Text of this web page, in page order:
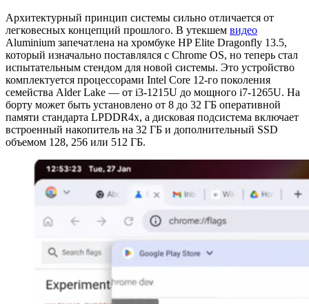
Архитектурный принцип системы сильно отличается от
легковесных концепций прошлого. В утекшем видео
Aluminium запечатлена на хромбуке HP Elite Dragonfly 13.5,
который изначально поставлялся с Chrome OS, но теперь стал
испытательным стендом для новой системы. Это устройство
комплектуется процессорами Intel Core 12-го поколения
семейства Alder Lake — от i3-1215U до мощного i7-1265U. На
борту может быть установлено от 8 до 32 ГБ оперативной
памяти стандарта LPDDR4x, а дисковая подсистема включает
встроенный накопитель на 32 ГБ и дополнительный SSD
объемом 128, 256 или 512 ГБ.